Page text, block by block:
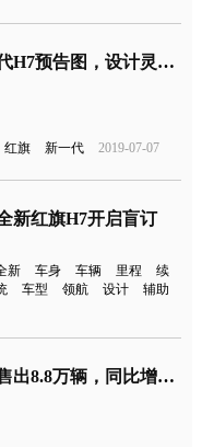
红旗发布全新一代H7预告图，设计灵感来自天安门
红旗 新一代 2019-07-07
新红旗H7开启盲订
新 车身 车辆 里程
续
车型 领航 设计
辅助
红旗汽车前11月售出8.8万辆，同比增长211%